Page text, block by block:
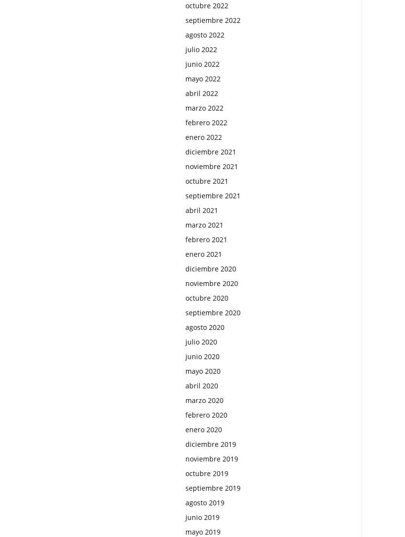
octubre 2022
septiembre 2022
agosto 2022
julio 2022
junio 2022
mayo 2022
abril 2022
marzo 2022
febrero 2022
enero 2022
diciembre 2021
noviembre 2021
octubre 2021
septiembre 2021
abril 2021
marzo 2021
febrero 2021
enero 2021
diciembre 2020
noviembre 2020
octubre 2020
septiembre 2020
agosto 2020
julio 2020
junio 2020
mayo 2020
abril 2020
marzo 2020
febrero 2020
enero 2020
diciembre 2019
noviembre 2019
octubre 2019
septiembre 2019
agosto 2019
junio 2019
mayo 2019